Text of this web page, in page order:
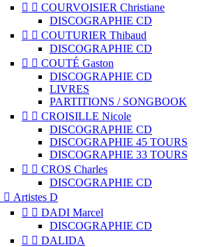
  COURVOISIER Christiane
DISCOGRAPHIE CD
  COUTURIER Thibaud
DISCOGRAPHIE CD
  COUTÉ Gaston
DISCOGRAPHIE CD
LIVRES
PARTITIONS / SONGBOOK
  CROISILLE Nicole
DISCOGRAPHIE CD
DISCOGRAPHIE 45 TOURS
DISCOGRAPHIE 33 TOURS
  CROS Charles
DISCOGRAPHIE CD
 Artistes D
  DADI Marcel
DISCOGRAPHIE CD
  DALIDA